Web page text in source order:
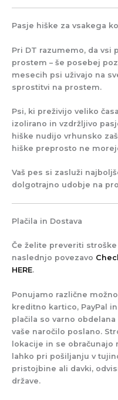
Pasje hiške za vsakega
Pri DT razumemo, da vsi
prostem – še posebej
mesecih psi uživajo na
sprostitvi na prostem.
Psi, ki preživijo veliko
izolirano in vzdržljivo
hiške nudijo vrhunsko
hiške preprosto ne
Vaš pes si zasluži
dolgotrajno udobje na
Plačila in Dostava
Če želite preveriti stroške
naslednjo povezavo
HERE.
Ponujamo različne
kreditno kartico, PayPal
plačila so varno
vaše naročilo poslano.
lokacije in se obračunajo
lahko pri pošiljanju v
pristojbine ali davki,
države.